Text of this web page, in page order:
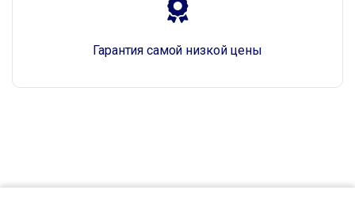
Гарантия самой низкой цены